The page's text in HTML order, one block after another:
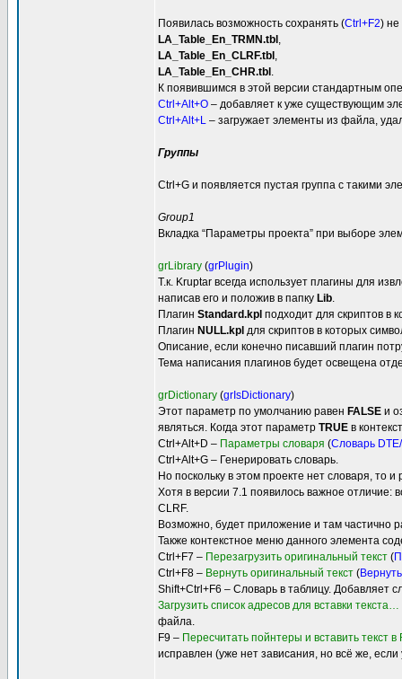
Появилась возможность сохранять (Ctrl+F2) не
LA_Table_En_TRMN.tbl ,
LA_Table_En_CLRF.tbl ,
LA_Table_En_CHR.tbl .
К появившимся в этой версии стандартным
Ctrl+Alt+O – добавляет к уже существующим
Ctrl+Alt+L – загружает элементы из файла,
Группы
Ctrl+G и появляется пустая группа с такими
Group1
Вкладка “Параметры проекта” при выборе
grLibrary (grPlugin)
Т.к. Kruptar всегда использует плагины для
написав его и положив в папку Lib.
Плагин Standard.kpl подходит для скриптов в
Плагин NULL.kpl для скриптов в которых
Описание, если конечно писавший плагин
Тема написания плагинов будет освещена
grDictionary (grIsDictionary)
Этот параметр по умолчанию равен FALSE и
являться. Когда этот параметр TRUE в
Ctrl+Alt+D – Параметры словаря (Словарь
Ctrl+Alt+G – Генерировать словарь.
Но поскольку в этом проекте нет словаря, то
Хотя в версии 7.1 появилось важное отличие:
CLRF.
Возможно, будет приложение и там частично
Также контекстное меню данного элемента
Ctrl+F7 – Перезагрузить оригинальный текст (
Ctrl+F8 – Вернуть оригинальный текст (
Shift+Ctrl+F6 – Словарь в таблицу. Добавляет
Загрузить список адресов для вставки текста…
файла.
F9 – Пересчитать пойнтеры и вставить текст в
исправлен (уже нет зависания, но всё же,